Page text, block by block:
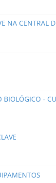
NA CENTRAL
-